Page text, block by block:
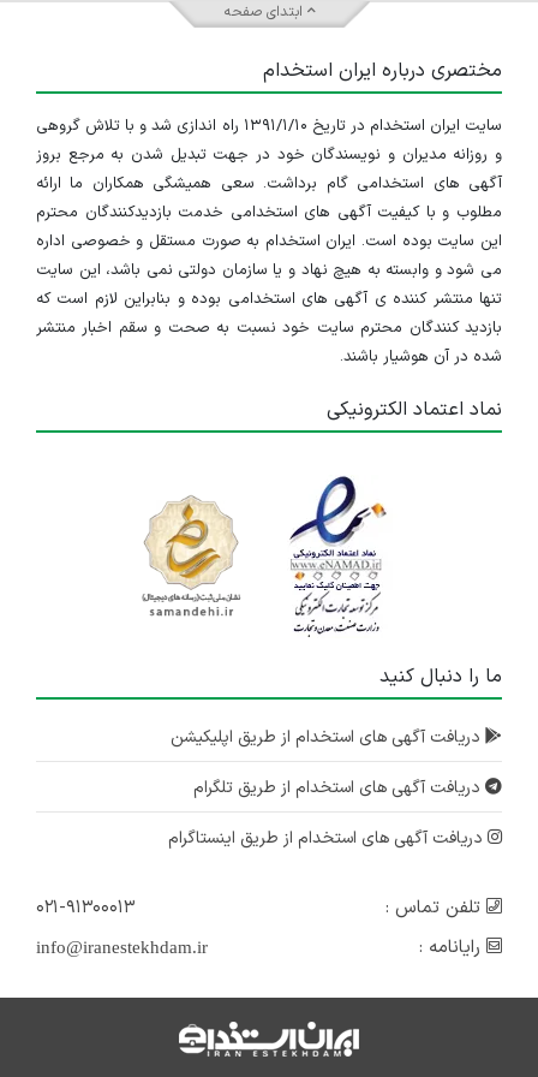
ابتدای صفحه
مختصری درباره ایران استخدام
سایت ایران استخدام در تاریخ ۱۳۹۱/۱/۱۰ راه اندازی شد و با تلاش گروهی
و روزانه مدیران و نویسندگان خود در جهت تبدیل شدن به مرجع بروز
آگهی های استخدامی گام برداشت. سعی همیشگی همکاران ما ارائه
مطلوب و با کیفیت آگهی های استخدامی خدمت بازدیدکنندگان محترم
این سایت بوده است. ایران استخدام به صورت مستقل و خصوصی اداره
می شود و وابسته به هیچ نهاد و یا سازمان دولتی نمی باشد، این سایت
تنها منتشر کننده ی آگهی های استخدامی بوده و بنابراین لازم است که
بازدید کنندگان محترم سایت خود نسبت به صحت و سقم اخبار منتشر
شده در آن هوشیار باشند.
نماد اعتماد الکترونیکی
ما را دنبال کنید
دریافت آگهی های استخدام از طریق اپلیکیشن
دریافت آگهی های استخدام از طریق تلگرام
دریافت آگهی های استخدام از طریق اینستاگرام
تلفن تماس :
۰۲۱-۹۱۳۰۰۰۱۳
رایانامه :
info@iranestekhdam.ir